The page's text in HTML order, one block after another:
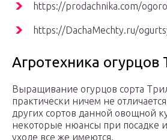
https://prodachnika.com/
https://DachaMechty.ru/
Агротехника огурцов
Выращивание огурцов сорта
практически ничем не
других сортов данной овощной
некоторые нюансы при посадке
уходе все же имеются.